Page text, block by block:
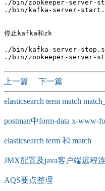
./bin/zookeeper-server-
./bin/kafka-server-
停止kafka和zk
./bin/kafka-server-
上一篇 下一篇
elasticsearch term match
postman中form-data x-www-
elasticsearch term 和 match
JMX配置及java客户端远程
AQS要点整理